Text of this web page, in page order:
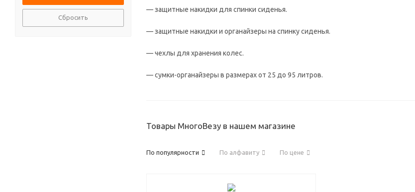
— защитные накидки для спинки сиденья.
— защитные накидки и органайзеры на спинку сиденья.
— чехлы для хранения колес.
— сумки-органайзеры в размерах от 25 до 95 литров.
Товары МногоВезу в нашем магазине
По популярности По алфавиту По цене
Сбросить